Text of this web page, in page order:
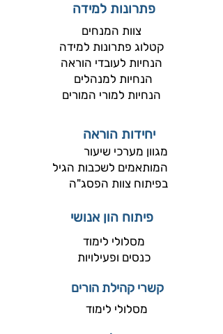
פתרונות למידה
צוות המנחים​
קטלוג פתרונות למידה
הנחיות לעובדי הוראה
הנחיות למנהלים
הנחיות למורי המורים
יחידות הוראה
מגוון מערכי שיעור
המותאמים לשכבות הגיל
בפיתוח צוות הפסג"ה
פיתוח הון אנושי
מסלולי לימוד
כנסים ופעילויות
קשרי קהילת הורים
מסלולי לימוד